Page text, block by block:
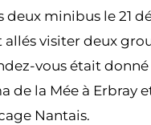
deux minibus le 21
allés visiter deux
vous était
de la Mée à Erbray
Nantais.